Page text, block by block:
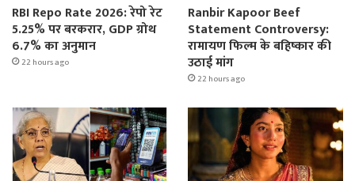
RBI Repo Rate 2026: रेपो रेट
5.25% पर बरकरार, GDP ग्रोथ
6.7% का अनुमान
22 hours ago
Ranbir Kapoor Beef
Statement Controversy:
रामायण फिल्म के बहिष्कार की
उठाई मांग
22 hours ago